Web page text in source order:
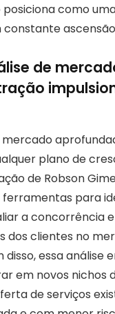
como
de
mercado
plano de
de Robson
para
a concorrência
dos clientes no
disso, essa análise
em novos nichos
de serviços